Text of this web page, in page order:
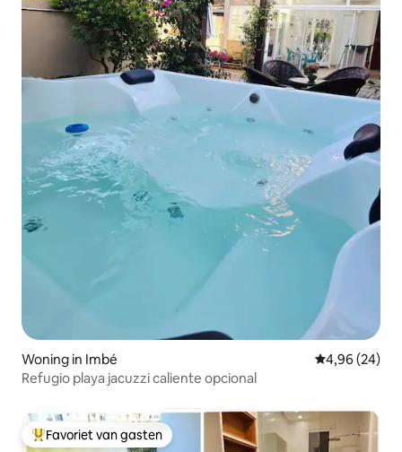
Woning in Imbé Gemiddelde
4,96 (24)
Refugio playa jacuzzi caliente opcional
Topfavoriet van gasten
Favoriet van gasten